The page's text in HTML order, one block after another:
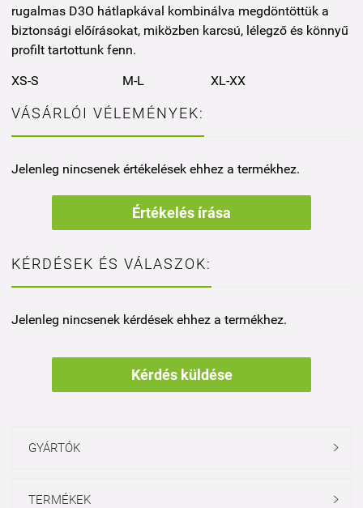
rugalmas D3O hátlapkával kombinálva megdöntöttük a
biztonsági előírásokat, miközben karcsú, lélegző és könnyű
profilt tartottunk fenn.
XS-S
M-L XL-XX
VÁSÁRLÓI VÉLEMÉNYEK:
Jelenleg nincsenek értékelések ehhez a termékhez.
Értékelés írása
KÉRDÉSEK ÉS VÁLASZOK:
Jelenleg nincsenek kérdések ehhez a termékhez.
Kérdés küldése
GYÁRTÓK 
TERMÉKEK 